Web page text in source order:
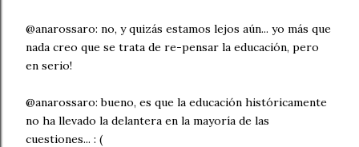
@anarossaro: no, y quizás estamos lejos aún... yo más que
nada creo que se trata de re-pensar la educación, pero
en serio!
@anarossaro: bueno, es que la educación históricamente
no ha llevado la delantera en la mayoría de las
cuestiones... : (